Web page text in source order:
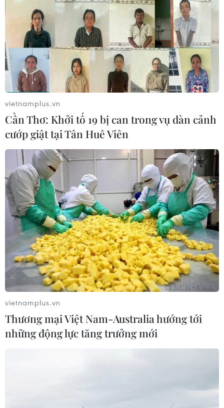
vietnamplus.vn
Cần Thơ: Khởi tố 19 bị can trong vụ dàn cảnh
cướp giật tại Tân Huê Viên
vietnamplus.vn
Thương mại Việt Nam-Australia hướng tới
những động lực tăng trưởng mới